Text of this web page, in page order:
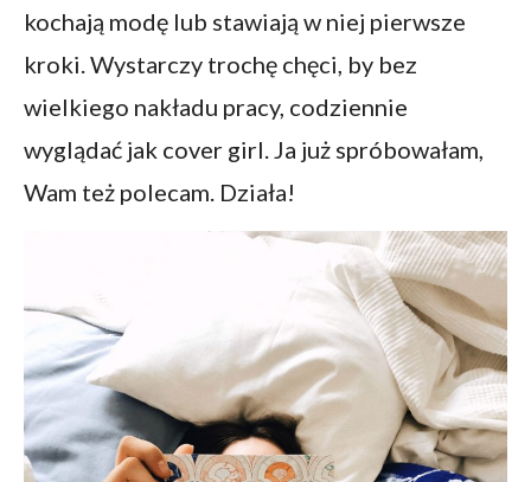
kochają modę lub stawiają w niej pierwsze
kroki. Wystarczy trochę chęci, by bez
wielkiego nakładu pracy, codziennie
wyglądać jak cover girl. Ja już spróbowałam,
Wam też polecam. Działa!